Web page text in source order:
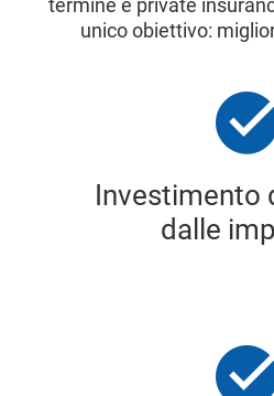
termine e private
unico obiettivo:
Investimento
dalle